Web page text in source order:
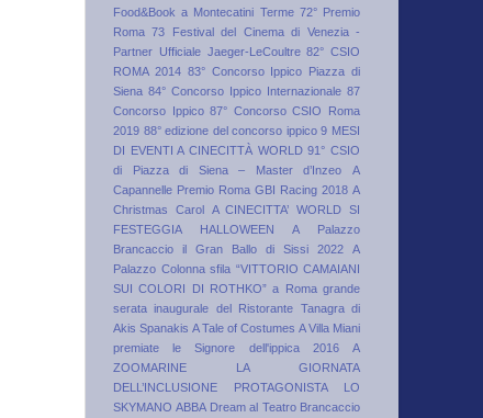
Food&Book a Montecatini Terme 72° Premio
Roma 73 Festival del Cinema di Venezia -
Partner Ufficiale Jaeger-LeCoultre 82° CSIO
ROMA 2014 83° Concorso Ippico Piazza di
Siena 84° Concorso Ippico Internazionale 87
Concorso Ippico 87° Concorso CSIO Roma
2019 88° edizione del concorso ippico 9 MESI
DI EVENTI A CINECITTÀ WORLD 91° CSIO
di Piazza di Siena – Master d’Inzeo
A
Capannelle Premio Roma GBI Racing 2018 A
Christmas Carol A CINECITTA’ WORLD SI
FESTEGGIA HALLOWEEN
A Palazzo
Brancaccio il Gran Ballo di Sissi 2022
A
Palazzo Colonna sfila “VITTORIO CAMAIANI
SUI COLORI DI ROTHKO” a Roma grande
serata inaugurale del Ristorante Tanagra di
Akis Spanakis A Tale of Costumes A Villa Miani
premiate le Signore dell'ippica 2016
A
ZOOMARINE LA GIORNATA
DELL’INCLUSIONE PROTAGONISTA LO
SKYMANO ABBA Dream al Teatro Brancaccio